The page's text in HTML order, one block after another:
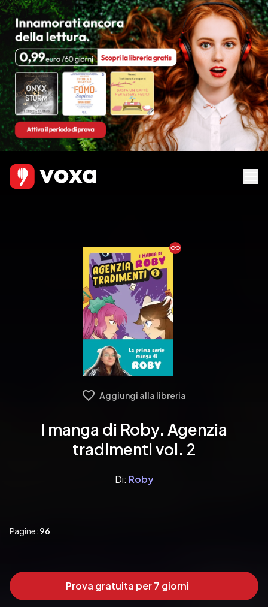
Ebook
Aggiungi alla libreria
I manga di Roby. Agenzia
tradimenti vol. 2
Di: Roby
Pagine: 96
Prova gratuita per 7 giorni